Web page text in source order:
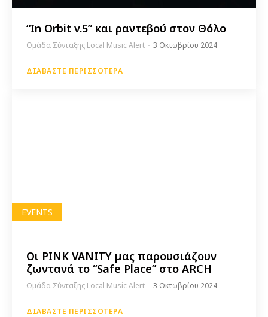
“In Orbit v.5” και ραντεβού στον Θόλο
Ομάδα Σύνταξης Local Music Alert - 3 Οκτωβρίου 2024
ΔΙΑΒΆΣΤΕ ΠΕΡΙΣΣΌΤΕΡΑ
EVENTS
Οι PINK VANITY μας παρουσιάζουν
ζωντανά το “Safe Place” στο ARCH
Ομάδα Σύνταξης Local Music Alert - 3 Οκτωβρίου 2024
ΔΙΑΒΆΣΤΕ ΠΕΡΙΣΣΌΤΕΡΑ